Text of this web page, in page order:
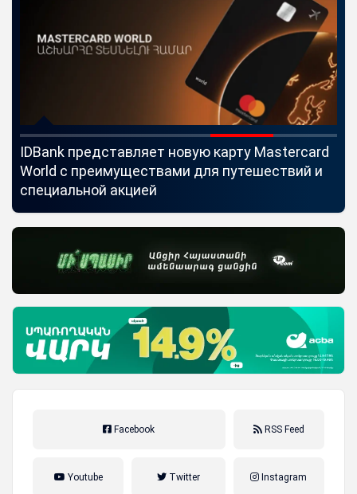
IDBank представляет новую карту Mastercard
World с преимуществами для путешествий и
специальной акцией
Facebook RSS Feed
Youtube Twitter Instagram